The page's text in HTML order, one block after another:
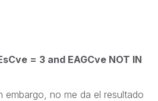
= 3 and EAGCve NOT IN
embargo, no me da el resultado